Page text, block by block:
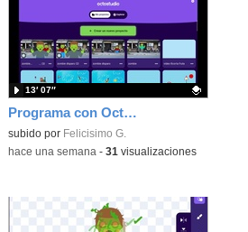
Programa con OctoStudio, un juego de disparos contra Zombies con un cargador basado en el House of the dead
Contenido educativo.
subido por Felicisimo G.
13′ 07″
-hace una semana - 31 visualizaciones